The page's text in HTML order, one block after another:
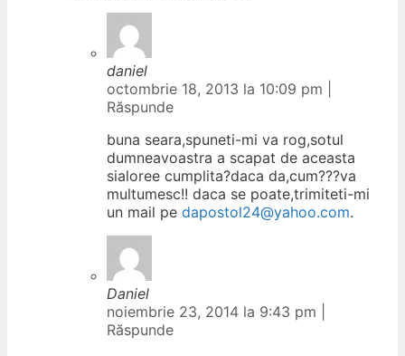
daniel
octombrie 18, 2013 la 10:09 pm
Răspunde
buna seara,spuneti-mi va rog,sotul
dumneavoastra a scapat de aceasta
sialoree cumplita?daca da,cum???va
multumesc!! daca se poate,trimiteti-mi
un mail pe dapostol24@yahoo.com.
Daniel
noiembrie 23, 2014 la 9:43 pm
Răspunde